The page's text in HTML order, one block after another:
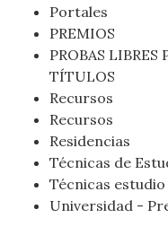
Portales
PREMIOS
PROBAS LIBRES
TÍTULOS
Recursos
Recursos
Residencias
Técnicas de
Técnicas estudio
Universidad -